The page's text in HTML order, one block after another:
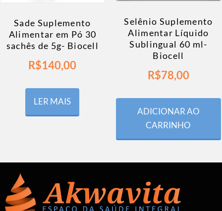
Sade Suplemento
Alimentar em Pó 30
sachês de 5g- Biocell
R$140,00
LER MAIS
Selênio Suplemento
Alimentar Líquido
Sublingual 60 ml-
Biocell
R$78,00
ADICIONAR AO
CARRINHO